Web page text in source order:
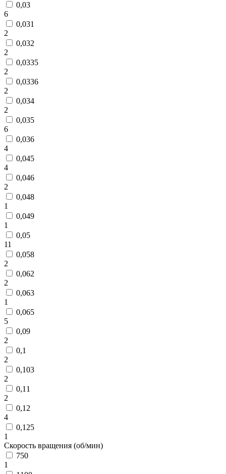
0,03
6
0,031
2
0,032
2
0,0335
2
0,0336
2
0,034
2
0,035
6
0,036
4
0,045
4
0,046
2
0,048
1
0,049
1
0,05
11
0,058
2
0,062
2
0,063
1
0,065
5
0,09
2
0,1
2
0,103
2
0,11
2
0,12
4
0,125
1
Скорость вращения (об/мин)
750
1